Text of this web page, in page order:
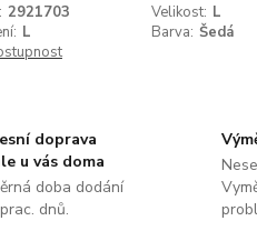
2921703 Velikost: L
L Barva: Šedá
doprava
u vás doma
doba dodání
dnů.